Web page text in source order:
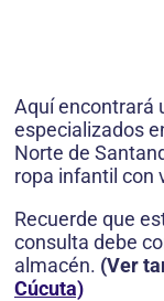
Aquí encontrará
especializados
Norte de
ropa infantil con
Recuerde que
consulta debe
almacén. (Ver
Cúcuta)